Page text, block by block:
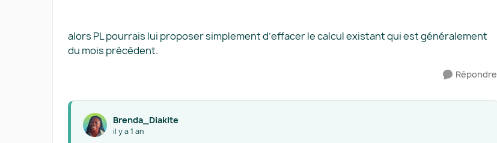
alors PL pourrais lui proposer simplement d’effacer le calcul existant qui est généralement
du mois précèdent.
Répondre
Brenda_Diakite
il y a 1 an